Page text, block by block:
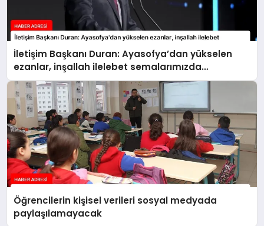
İletişim Başkanı Duran: Ayasofya’dan yükselen
ezanlar, inşallah ilelebet semalarımızda
yankılanmaya devam edecektir
Öğrencilerin kişisel verileri sosyal medyada
paylaşılamayacak